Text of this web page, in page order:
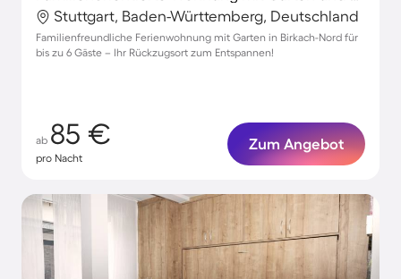
Stuttgart, Baden-Württemberg, Deutschland
Familienfreundliche Ferienwohnung mit Garten in Birkach-Nord für
bis zu 6 Gäste – Ihr Rückzugsort zum Entspannen!
ab 85 €
pro Nacht
Zum Angebot